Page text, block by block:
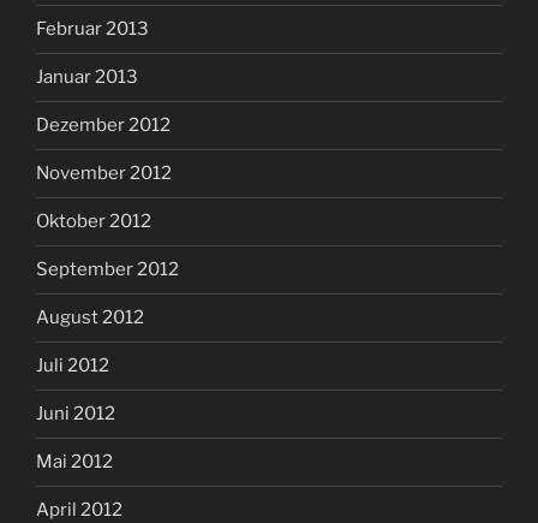
Februar 2013
Januar 2013
Dezember 2012
November 2012
Oktober 2012
September 2012
August 2012
Juli 2012
Juni 2012
Mai 2012
April 2012